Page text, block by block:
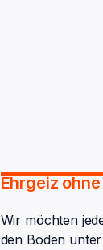
Ehrgeiz
Wir möchten
den Boden